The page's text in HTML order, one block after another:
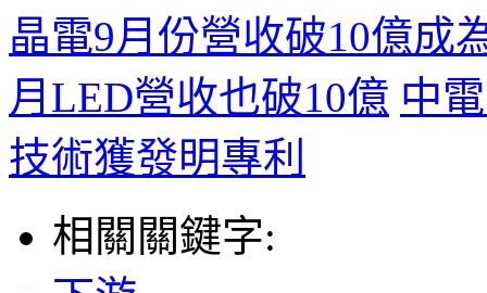
晶電9月份營收破10億成
月LED營收也破10億 中
技術獲發明專利
相關關鍵字: